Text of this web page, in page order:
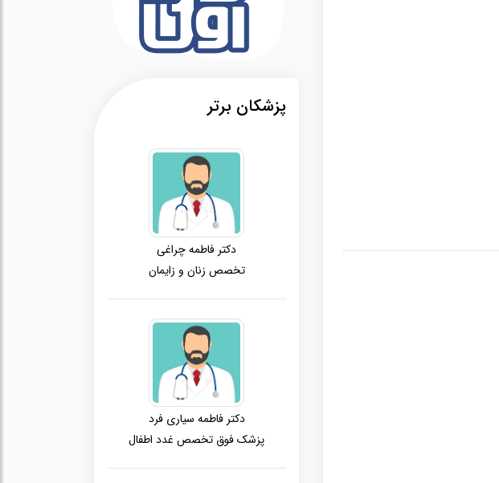
پزشکان برتر
دکتر فاطمه چراغی
تخصص زنان و زایمان
دکتر فاطمه سیاری فرد
پزشک فوق تخصص غدد اطفال